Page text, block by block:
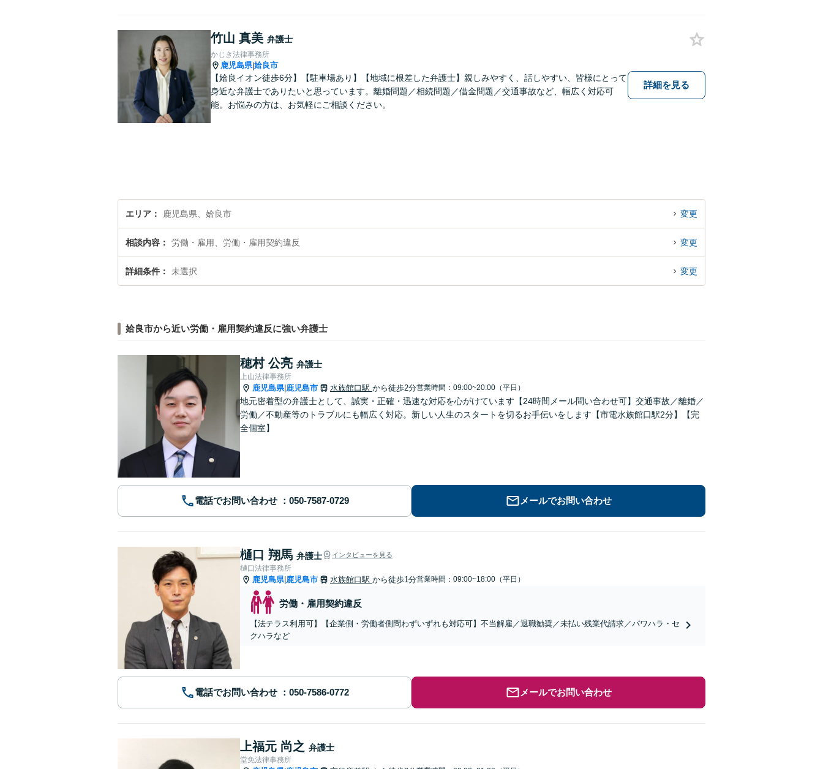
竹山 真美 弁護士
かじき法律事務所
鹿児島県|姶良市
【姶良イオン徒歩6分】【駐車場あり】【地域に根差した弁護士】親しみやすく、話しやすい、皆様にとって
身近な弁護士でありたいと思っています。離婚問題／相続問題／借金問題／交通事故など、幅広く対応可
能。お悩みの方は、お気軽にご相談ください。
詳細を見る
エリア 鹿児島県、姶良市 変更
相談内容 労働・雇用、労働・雇用契約違反 変更
詳細条件 未選択 変更
姶良市から近い労働・雇用契約違反に強い弁護士
穂村 公亮 弁護士
上山法律事務所
鹿児島県| 鹿児島市 水族館口駅 から徒歩2分営業時間：09:00~20:00（平日）
地元密着型の弁護士として、誠実・正確・迅速な対応を心がけています【24時間メール問い合わせ可】交通事故／離婚／
労働／不動産等のトラブルにも幅広く対応。新しい人生のスタートを切るお手伝いをします【市電水族館口駅2分】【完
全個室】
電話でお問い合わせ メールでお問い合わせ
樋口 翔馬 弁護士 インタビューを見る
樋口法律事務所
鹿児島県| 鹿児島市 水族館口駅 から徒歩1分営業時間：09:00~18:00（平日）
労働・雇用契約違反
【法テラス利用可】【企業側・労働者側問わずいずれも対応可】不当解雇／退職勧奨／未払い残業代請求／パワハラ・セ
クハラなど
電話でお問い合わせ メールでお問い合わせ
上福元 尚之 弁護士
堂免法律事務所